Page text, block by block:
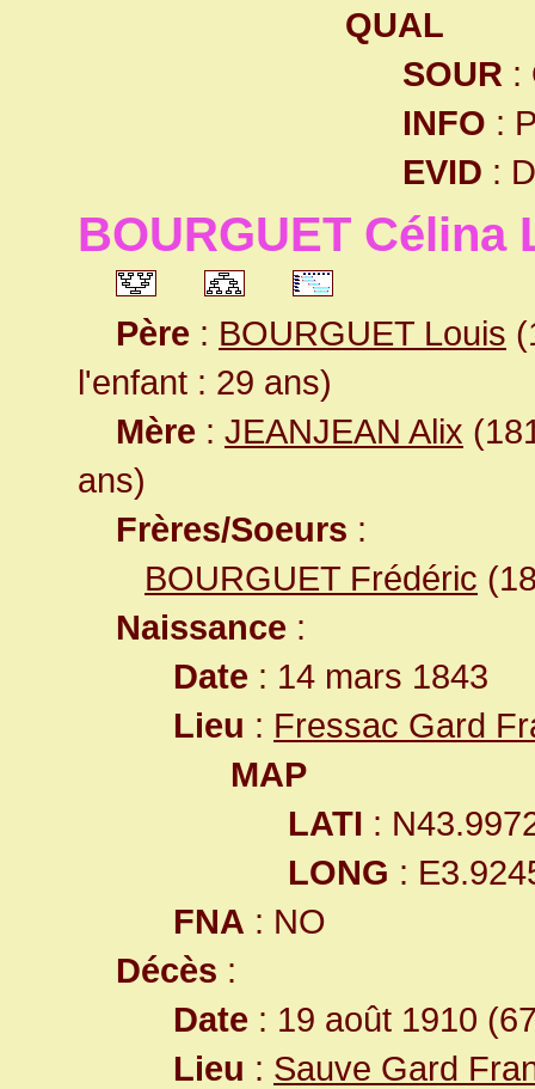
QUAL
SOUR :
INFO :
EVID : D
BOURGUET Célina
Père : BOURGUET Louis
l'enfant : 29 ans)
Mère : JEANJEAN Alix
ans)
Frères/Soeurs :
BOURGUET Frédéric
Naissance :
Date : 14 mars 1843
Lieu : Fressac Gard
MAP
LATI :
LONG :
FNA : NO
Décès :
Date : 19 août 1910
Lieu : Sauve Gard